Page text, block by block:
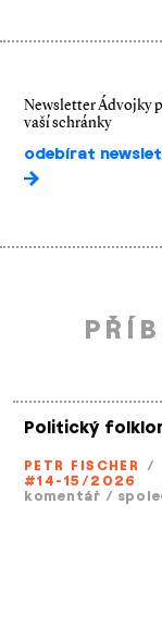
Newsletter Ádvojky
vaší schránky
odebírat
Politický
PETR FISCHER /
#14-15/2026
komentář /